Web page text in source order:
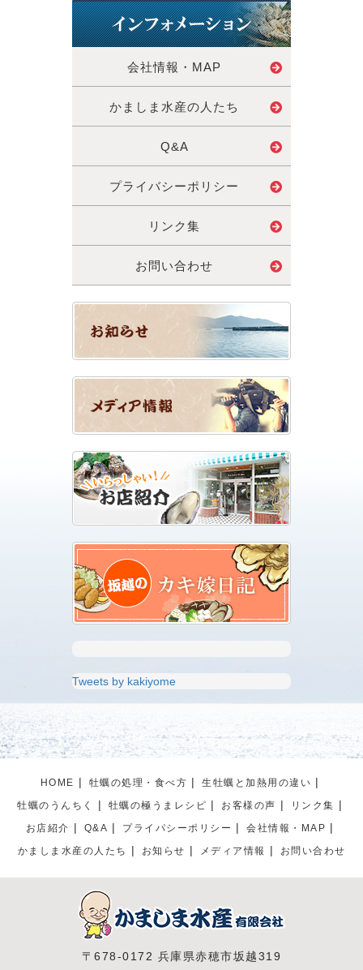
会社情報・MAP
かましま水産の人たち
Q&A
プライバシーポリシー
リンク集
お問い合わせ
Tweets by kakiyome
HOME 牡蠣の処理・食べ方
生牡蠣と加熱用の違い
牡蠣のうんちく
牡蠣の極うまレシピ お客様の声
リンク集
お店紹介
Q&A プライパシーポリシー
会社情報・MAP
かましま水産の人たち
お知らせ メディア情報 お問い合わせ
〒678-0172 兵庫県赤穂市坂越319